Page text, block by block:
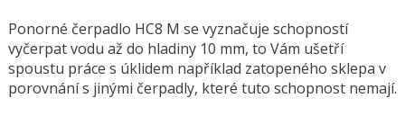
Ponorné čerpadlo HC8 M se vyznačuje schopností
vyčerpat vodu až do hladiny 10 mm, to Vám ušetří
spoustu práce s úklidem například zatopeného sklepa v
porovnání s jinými čerpadly, které tuto schopnost nemají.